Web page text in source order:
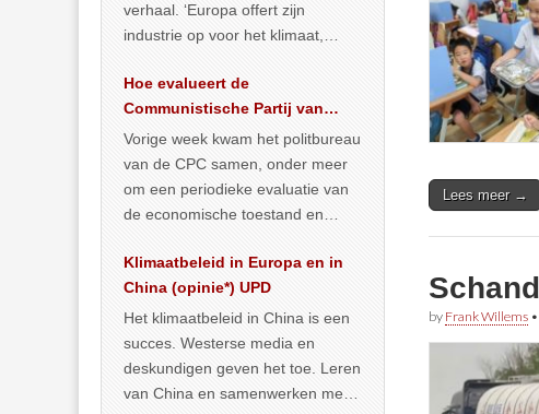
Lees meer →
by Frank Willems •
verhaal. ‘Europa offert zijn
industrie op voor het klimaat,
vergroening… >> lees meer
Hoe evalueert de
Communistische Partij van
China de economische
situatie?
Vorige week kwam het politbureau
van de CPC samen, onder meer
om een periodieke evaluatie van
de economische toestand en
publiceerden… >> lees meer
Klimaatbeleid in Europa en in
China (opinie*) UPD
Het klimaatbeleid in China is een
succes. Westerse media en
deskundigen geven het toe. Leren
van China en samenwerken met